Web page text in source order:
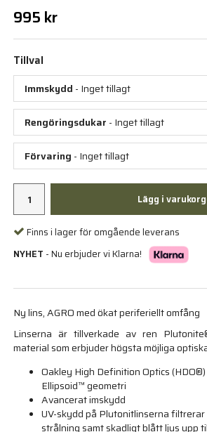
995 kr
Tillval
Immskydd - Inget tillagt
Rengöringsdukar - Inget tillagt
Förvaring - Inget tillagt
Lägg i
Finns i lager för omgående leverans
NYHET - Nu erbjuder vi Klarna!
Ny lins, AGRO med ökat periferiellt omfång
Linserna är tillverkade av ren
material som erbjuder högsta möjliga
Oakley High Definition Optics
Ellipsoid™ geometri
Avancerat imskydd
UV-skydd på Plutonitlinserna filtrerar
strålning samt skadligt blått ljus upp